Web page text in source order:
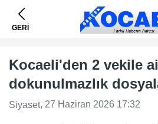
GERİ
Kocaeli'den 2 vekile
dokunulmazlık
Siyaset, 27 Haziran 2026 17:32